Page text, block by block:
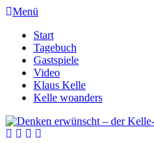
Menü
Start
Tagebuch
Gastspiele
Video
Klaus Kelle
Kelle woanders